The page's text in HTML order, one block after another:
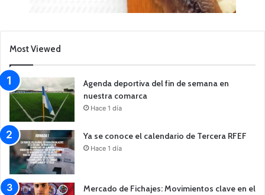
Most Viewed
Agenda deportiva del fin de semana en
nuestra comarca
Hace 1 día
Ya se conoce el calendario de Tercera RFEF
Hace 1 día
Mercado de Fichajes: Movimientos clave en el